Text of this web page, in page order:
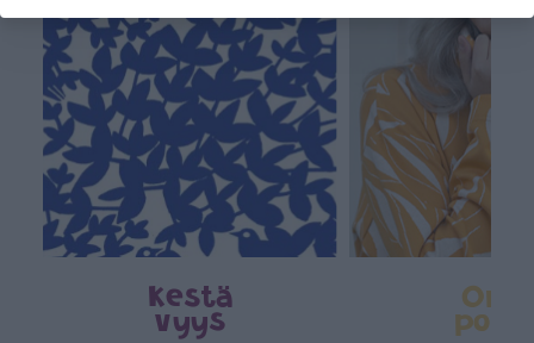
Kestä
vyys
Oma